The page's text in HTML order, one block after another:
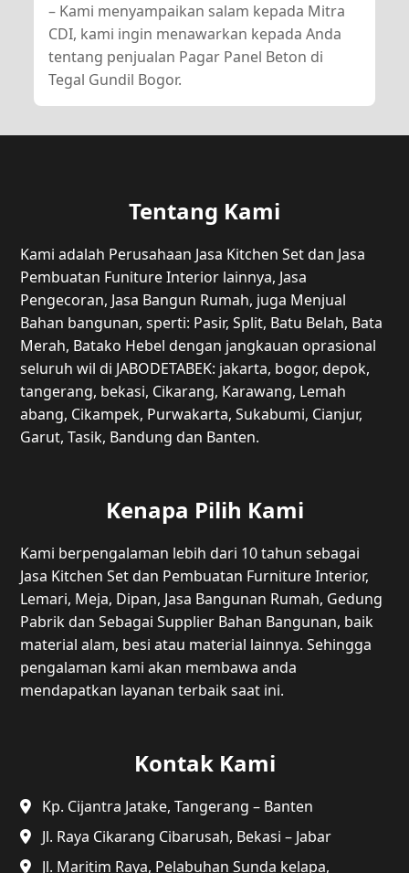
– Kami menyampaikan salam kepada Mitra
CDI, kami ingin menawarkan kepada Anda
tentang penjualan Pagar Panel Beton di
Tegal Gundil Bogor.
Tentang Kami
Kami adalah Perusahaan Jasa Kitchen Set dan Jasa
Pembuatan Funiture Interior lainnya, Jasa
Pengecoran, Jasa Bangun Rumah, juga Menjual
Bahan bangunan, sperti: Pasir, Split, Batu Belah, Bata
Merah, Batako Hebel dengan jangkauan oprasional
seluruh wil di JABODETABEK: jakarta, bogor, depok,
tangerang, bekasi, Cikarang, Karawang, Lemah
abang, Cikampek, Purwakarta, Sukabumi, Cianjur,
Garut, Tasik, Bandung dan Banten.
Kenapa Pilih Kami
Kami berpengalaman lebih dari 10 tahun sebagai
Jasa Kitchen Set dan Pembuatan Furniture Interior,
Lemari, Meja, Dipan, Jasa Bangunan Rumah, Gedung
Pabrik dan Sebagai Supplier Bahan Bangunan, baik
material alam, besi atau material lainnya. Sehingga
pengalaman kami akan membawa anda
mendapatkan layanan terbaik saat ini.
Kontak Kami
Kp. Cijantra Jatake, Tangerang – Banten
Jl. Raya Cikarang Cibarusah, Bekasi – Jabar
Jl. Maritim Raya, Pelabuhan Sunda kelapa,